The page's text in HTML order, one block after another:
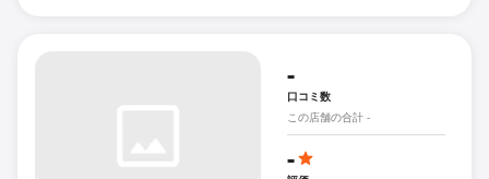
-
口コミ数
この店舗の合計 -
-